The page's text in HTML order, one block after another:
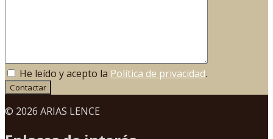
He leído y acepto la Política de privacidad.
Contactar
© 2026 ARIAS LENCE